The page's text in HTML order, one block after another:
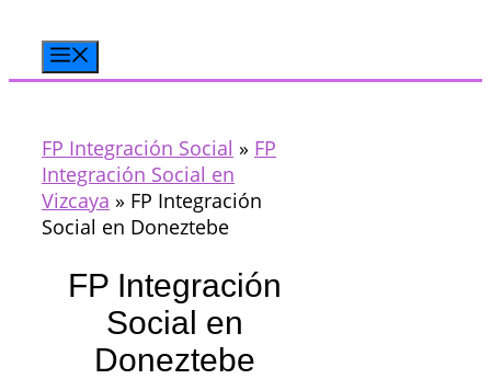
contenido
FP Integración Social » FP
Integración Social en
Vizcaya » FP Integración
Social en Doneztebe
FP Integración
Social en
Doneztebe